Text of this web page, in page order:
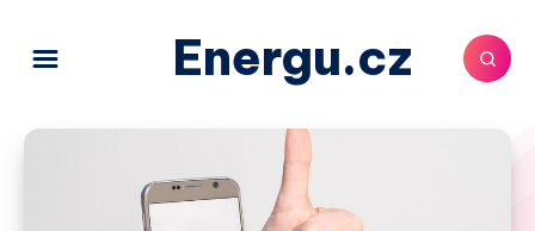
Energu.cz